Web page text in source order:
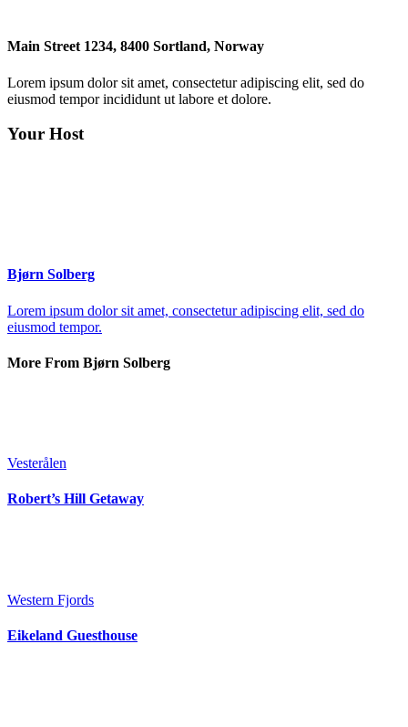
Main Street 1234, 8400 Sortland, Norway
Lorem ipsum dolor sit amet, consectetur adipiscing elit, sed do
eiusmod tempor incididunt ut labore et dolore.
Your Host
Bjørn Solberg
Lorem ipsum dolor sit amet, consectetur adipiscing elit, sed do
eiusmod tempor.
More From Bjørn Solberg
Vesterålen
Robert’s Hill Getaway
Western Fjords
Eikeland Guesthouse